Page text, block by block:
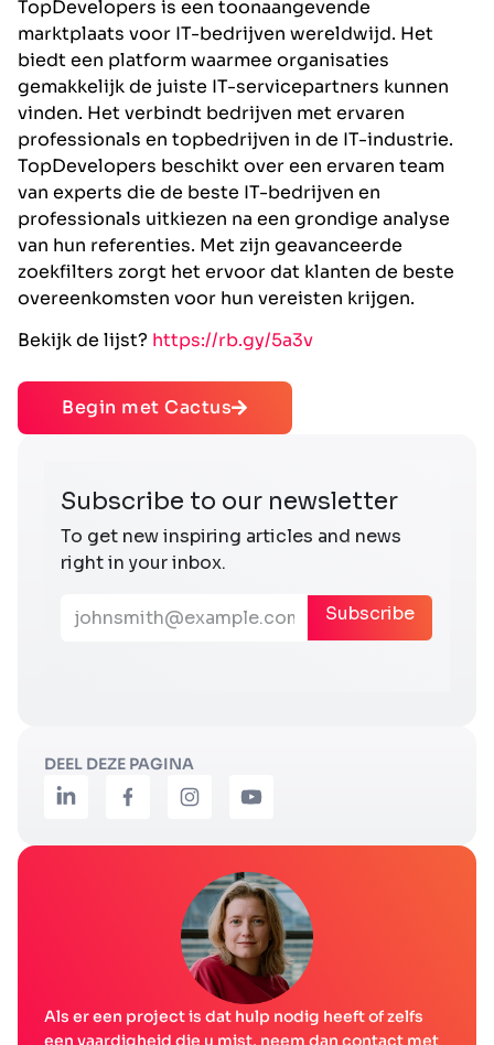
TopDevelopers is een toonaangevende
marktplaats voor IT-bedrijven wereldwijd. Het
biedt een platform waarmee organisaties
gemakkelijk de juiste IT-servicepartners kunnen
vinden. Het verbindt bedrijven met ervaren
professionals en topbedrijven in de IT-industrie.
TopDevelopers beschikt over een ervaren team
van experts die de beste IT-bedrijven en
professionals uitkiezen na een grondige analyse
van hun referenties. Met zijn geavanceerde
zoekfilters zorgt het ervoor dat klanten de beste
overeenkomsten voor hun vereisten krijgen.
Bekijk de lijst? https://rb.gy/5a3v
Begin met Cactus
DEEL DEZE PAGINA
Als er een project is dat hulp nodig heeft of zelfs
een vaardigheid die u mist, neem dan contact met